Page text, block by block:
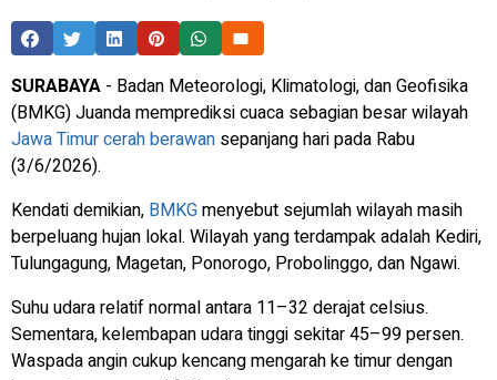
SURABAYA - Badan Meteorologi, Klimatologi, dan Geofisika
(BMKG) Juanda memprediksi cuaca sebagian besar wilayah
Jawa Timurcerah berawan sepanjang hari pada Rabu
(3/6/2026).
Kendati demikian, BMKGmenyebut sejumlah wilayah masih
berpeluang hujan lokal. Wilayah yang terdampak adalah Kediri,
Tulungagung, Magetan, Ponorogo, Probolinggo, dan Ngawi.
Suhu udara relatif normal antara 11–32 derajat celsius.
Sementara, kelembapan udara tinggi sekitar 45–99 persen.
Waspada angin cukup kencang mengarah ke timur dengan